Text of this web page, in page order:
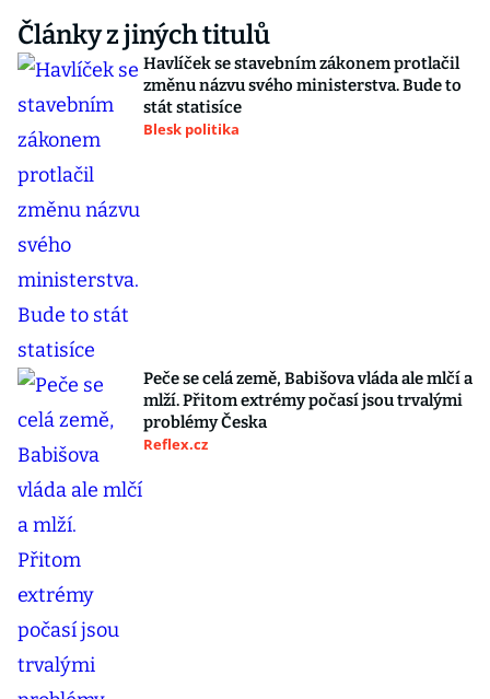
Články z jiných titulů
Havlíček se stavebním zákonem protlačil
změnu názvu svého ministerstva. Bude to
stát statisíce
Blesk politika
Peče se celá země, Babišova vláda ale mlčí a
mlží. Přitom extrémy počasí jsou trvalými
problémy Česka
Reflex.cz